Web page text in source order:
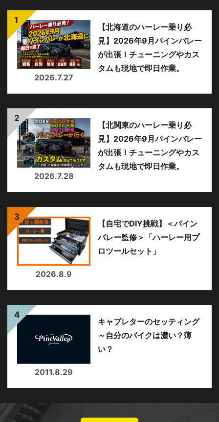
2026.7.27
【北海道のハーレー乗り必
見】2026年9月パインバレー
が出張！チューニングやカス
タムも現地で即日作業。
2026.7.28
【北関東のハーレー乗り必
見】2026年9月パインバレー
が出張！チューニングやカス
タムも現地で即日作業。
2026.8.9
【自宅でDIY挑戦】＜パイン
バレー監修＞「ハーレー用プ
ロツールセット」
2011.8.29
キャブレターのセッティング
～自分のバイクは濃い？薄
い？